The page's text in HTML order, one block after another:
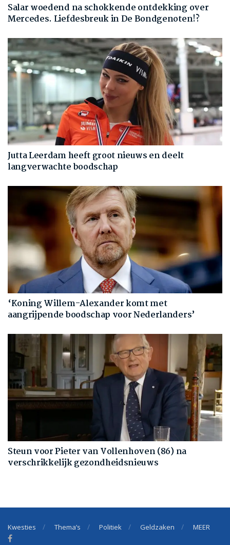
Salar woedend na schokkende ontdekking over
Mercedes. Liefdesbreuk in De Bondgenoten!?
Jutta Leerdam heeft groot nieuws en deelt
langverwachte boodschap
‘Koning Willem-Alexander komt met
aangrijpende boodschap voor Nederlanders’
Steun voor Pieter van Vollenhoven (86) na
verschrikkelijk gezondheidsnieuws
Kwesties Thema’s Politiek Geldzaken MEER